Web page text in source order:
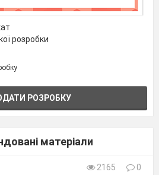
розробки
РОЗРОБКУ
матеріали
2165
0